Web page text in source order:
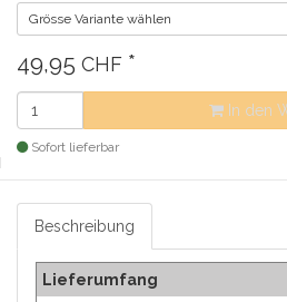
Grösse Variante wählen
49,95 CHF *
In den
Sofort lieferbar
Beschreibung
Lieferumfang